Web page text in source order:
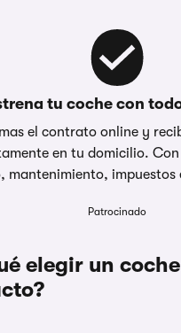
tu coche con
el contrato online y
en tu domicilio.
mantenimiento, impuestos
Patrocinado
elegir un